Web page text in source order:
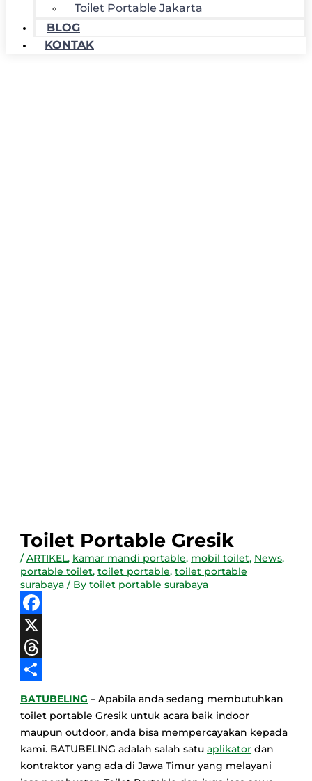
Toilet Portable Jakarta
BLOG
KONTAK
Toilet Portable Gresik
/ARTIKEL, kamar mandi portable, mobil toilet, News,
portable toilet,toilet portable,toilet portable
surabaya / Bytoilet portable surabaya
Facebook
X
Threads
BATUBELING – Apabila anda sedang membutuhkan
toilet portable Gresik untuk acara baik indoor
maupun outdoor, anda bisa mempercayakan kepada
kami. BATUBELING adalah salah satuaplikator dan
kontraktor yang ada di Jawa Timur yang melayani